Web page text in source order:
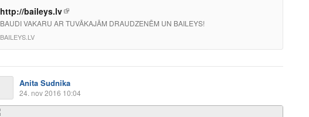
http://baileys.lv
BAUDI VAKARU AR TUVĀKAJĀM DRAUDZENĒM UN BAILEYS!
BAILEYS.LV
Anita Sudnika
24. nov 2016 10:04